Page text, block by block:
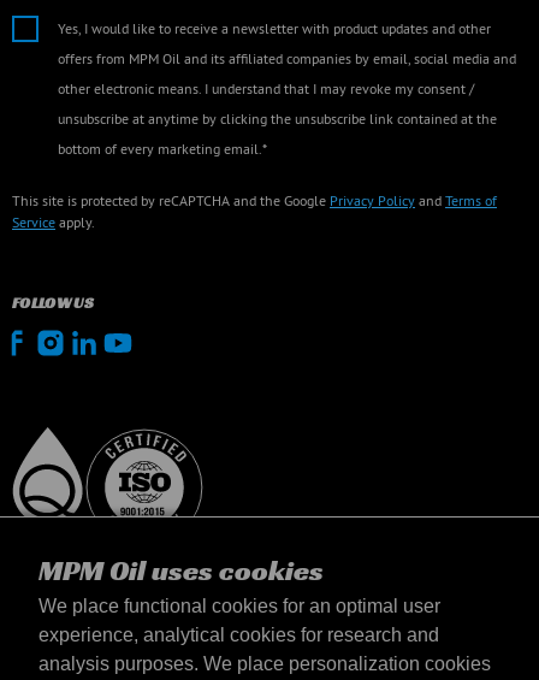
MPM Oil uses cookies
We place functional cookies for an optimal user
experience, analytical cookies for research and
analysis purposes. We place personalization cookies
Yes, I would like to receive a newsletter with product updates and other
offers from MPM Oil and its affiliated companies by email, social media and
other electronic means. I understand that I may revoke my consent /
unsubscribe at anytime by clicking the unsubscribe link contained at the
bottom of every marketing email.*
This site is protected by reCAPTCHA and the Google Privacy Policy and Terms of
Service apply.
FOLLOW US
Slovensko